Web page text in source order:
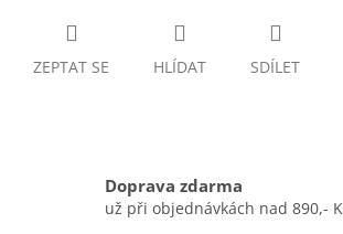
ZEPTAT SE HLÍDAT SDÍLET
Doprava zdarma
už při objednávkách nad 890,-